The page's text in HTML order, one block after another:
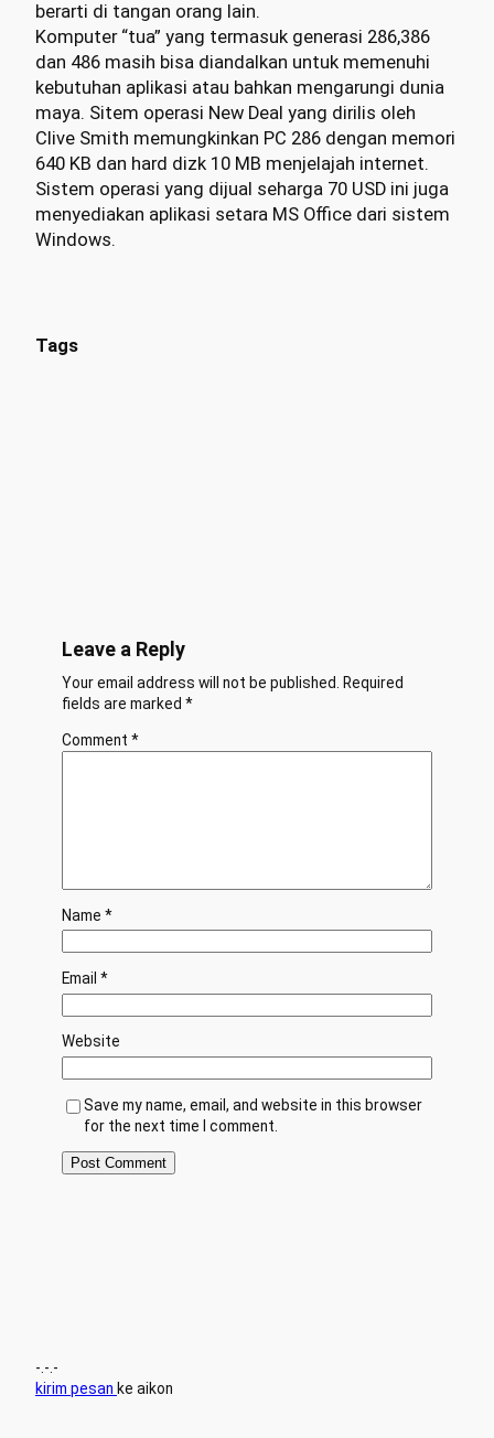
berarti di tangan orang lain.
Komputer “tua” yang termasuk generasi 286,386
dan 486 masih bisa diandalkan untuk memenuhi
kebutuhan aplikasi atau bahkan mengarungi dunia
maya. Sitem operasi New Deal yang dirilis oleh
Clive Smith memungkinkan PC 286 dengan memori
640 KB dan hard dizk 10 MB menjelajah internet.
Sistem operasi yang dijual seharga 70 USD ini juga
menyediakan aplikasi setara MS Office dari sistem
Windows.
Tags
Leave a Reply
Your email address will not be published. Required
fields are marked *
Comment *
Name *
Email *
Website
Save my name, email, and website in this browser
for the next time I comment.
-.-.-
kirim pesan ke aikon